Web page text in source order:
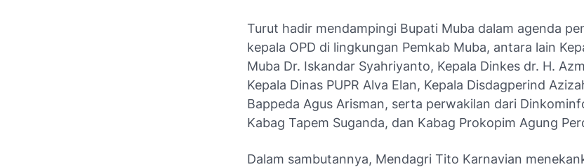
Turut hadir mendampingi Bupati Muba dalam agenda
kepala OPD di lingkungan Pemkab Muba, antara lain
Muba Dr. Iskandar Syahriyanto, Kepala Dinkes dr. H.
Kepala Dinas PUPR Alva Elan, Kepala Disdagperind
Bappeda Agus Arisman, serta perwakilan dari
Kabag Tapem Suganda, dan Kabag Prokopim Agung
Dalam sambutannya, Mendagri Tito Karnavian